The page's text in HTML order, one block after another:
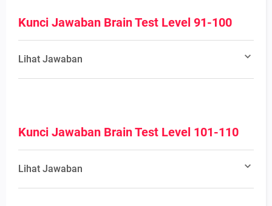
Kunci Jawaban Brain Test Level 91-100
Lihat Jawaban
Kunci Jawaban Brain Test Level 101-110
Lihat Jawaban